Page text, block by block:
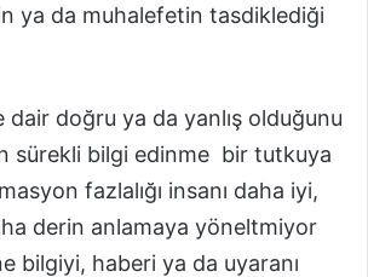
ya da muhalefetin tasdiklediği
dair doğru ya da yanlış olduğunu
sürekli bilgi edinme bir tutkuya
fazlalığı insanı daha iyi,
derin anlamaya yöneltmiyor
bilgiyi, haberi ya da uyaranı